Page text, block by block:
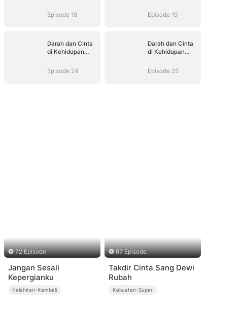
Episode 18
Episode 19
Darah dan Cinta
di Kehidupan
Episode 24
Darah dan Cinta
di Kehidupan
Episode 25
72 Episode
Jangan Sesali
Kepergianku
Kelahiran-Kembali
67 Episode
Takdir Cinta Sang Dewi
Rubah
Kekuatan-Super